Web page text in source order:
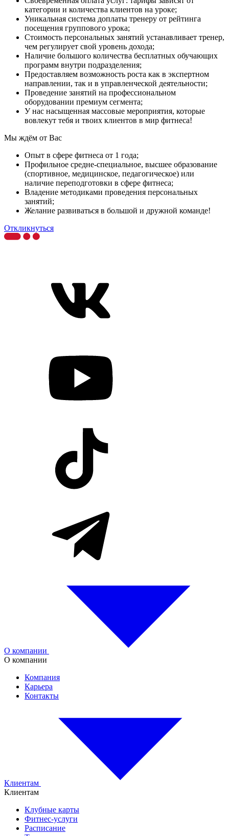
категории и количества клиентов на уроке;
Уникальная система доплаты тренеру от рейтинга
посещения группового урока;
Стоимость персональных занятий устанавливает тренер,
чем регулирует свой уровень дохода;
Наличие большого количества бесплатных обучающих
программ внутри подразделения;
Предоставляем возможность роста как в экспертном
направлении, так и в управленческой деятельности;
Проведение занятий на профессиональном
оборудовании премиум сегмента;
У нас насыщенная массовые мероприятия, которые
вовлекут тебя и твоих клиентов в мир фитнеса!
Мы ждём от Вас
Опыт в сфере фитнеса от 1 года;
Профильное средне-специальное, высшее образование
(спортивное, медицинское, педагогическое) или
наличие переподготовки в сфере фитнеса;
Владение методиками проведения персональных
занятий;
Желание развиваться в большой и дружной команде!
Откликнуться
О компании
О компании
Компания
Карьера
Контакты
Клиентам
Клиентам
Клубные карты
Фитнес-услуги
Расписание